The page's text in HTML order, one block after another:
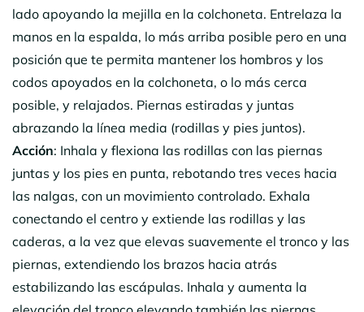
lado apoyando la mejilla en la colchoneta. Entrelaza la
manos en la espalda, lo más arriba posible pero en una
posición que te permita mantener los hombros y los
codos apoyados en la colchoneta, o lo más cerca
posible, y relajados. Piernas estiradas y juntas
abrazando la línea media (rodillas y pies juntos).
Acción: Inhala y flexiona las rodillas con las piernas
juntas y los pies en punta, rebotando tres veces hacia
las nalgas, con un movimiento controlado. Exhala
conectando el centro y extiende las rodillas y las
caderas, a la vez que elevas suavemente el tronco y las
piernas, extendiendo los brazos hacia atrás
estabilizando las escápulas. Inhala y aumenta la